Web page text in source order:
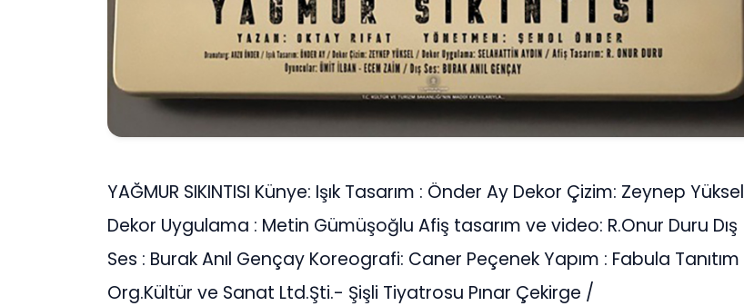
YAĞMUR SIKINTISI Künye: Işık Tasarım : Önder Ay Dekor Çizim: Zeynep Yüksel
Dekor Uygulama : Metin Gümüşoğlu Afiş tasarım ve video: R.Onur Duru Dış
Ses : Burak Anıl Gençay Koreografi: Caner Peçenek Yapım : Fabula Tanıtım
Org.Kültür ve Sanat Ltd.Şti.- Şişli Tiyatrosu Pınar Çekirge /